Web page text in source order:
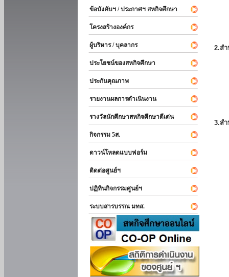
ข้อบังคับฯ / ประกาศฯ สหกิจศึกษา
โครงสร้างองค์กร
ผู้บริหาร / บุคลากร
ประโยชน์ของสหกิจศึกษา
ประกันคุณภาพ
รายงานผลการดำเนินงาน
รางวัลนักศึกษาสหกิจศึกษาดีเด่น
กิจกรรม 5ส.
ดาวน์โหลดแบบฟอร์ม
ติดต่อศูนย์ฯ
ปฏิทินกิจกรรมศูนย์ฯ
ระบบสารบรรณ มทส.
2.ส
3.ส